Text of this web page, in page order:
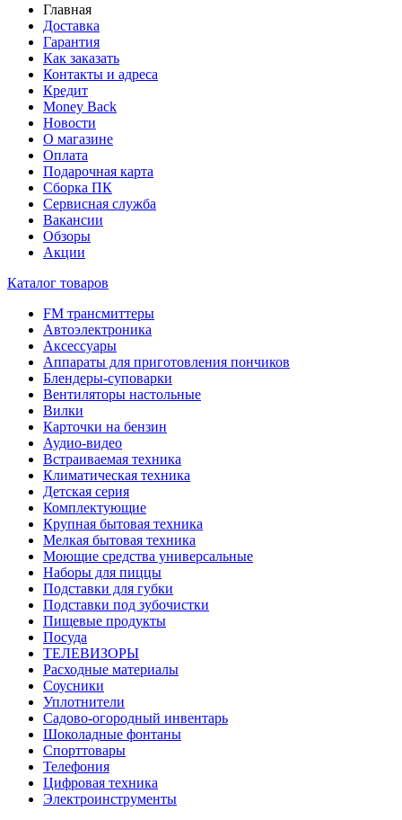
Главная
Доставка
Гарантия
Как заказать
Контакты и адреса
Кредит
Money Back
Новости
О магазине
Оплата
Подарочная карта
Сборка ПК
Сервисная служба
Вакансии
Обзоры
Акции
Каталог товаров
FM трансмиттеры
Автоэлектроника
Аксессуары
Аппараты для приготовления пончиков
Блендеры-суповарки
Вентиляторы настольные
Вилки
Карточки на бензин
Аудио-видео
Встраиваемая техника
Климатическая техника
Детская серия
Комплектующие
Крупная бытовая техника
Мелкая бытовая техника
Моющие средства универсальные
Наборы для пиццы
Подставки для губки
Подставки под зубочистки
Пищевые продукты
Посуда
ТЕЛЕВИЗОРЫ
Расходные материалы
Соусники
Уплотнители
Садово-огородный инвентарь
Шоколадные фонтаны
Спорттовары
Телефония
Цифровая техника
Электроинструменты